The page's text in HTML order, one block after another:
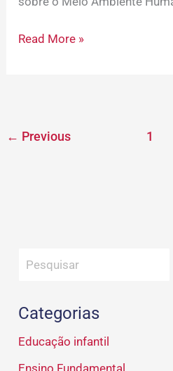
Read More »
← Previous 1
Categorias
Educação infantil
Ensino Fundamental